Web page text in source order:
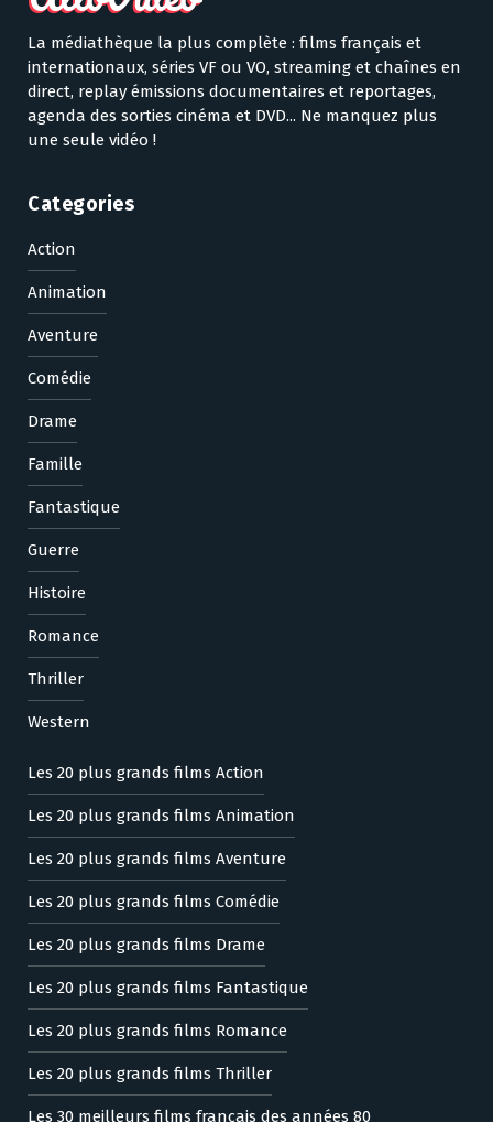
La médiathèque la plus complète : films français et
internationaux, séries VF ou VO, streaming et chaînes en
direct, replay émissions documentaires et reportages,
agenda des sorties cinéma et DVD... Ne manquez plus
une seule vidéo !
Categories
Action
Animation
Aventure
Comédie
Drame
Famille
Fantastique
Guerre
Histoire
Romance
Thriller
Western
Les 20 plus grands films Action
Les 20 plus grands films Animation
Les 20 plus grands films Aventure
Les 20 plus grands films Comédie
Les 20 plus grands films Drame
Les 20 plus grands films Fantastique
Les 20 plus grands films Romance
Les 20 plus grands films Thriller
Les 30 meilleurs films français des années 80